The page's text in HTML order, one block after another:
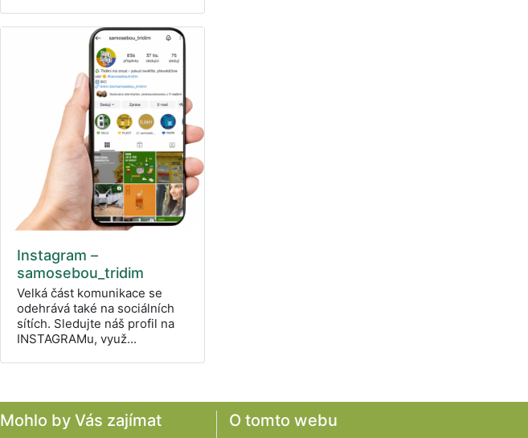
Instagram –
samosebou_tridim
Velká část komunikace se
odehrává také na sociálních
sítích. Sledujte náš profil na
INSTAGRAMu, využ...
Mohlo by Vás zajímat O tomto webu